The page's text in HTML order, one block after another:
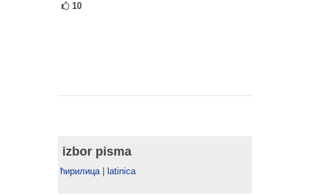
10
izbor pisma
ћирилица| latinica